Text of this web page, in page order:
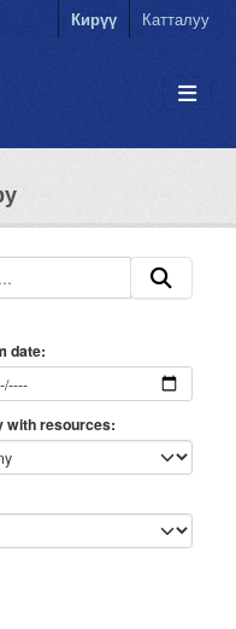
Кирүү Катталуу
date
with resources